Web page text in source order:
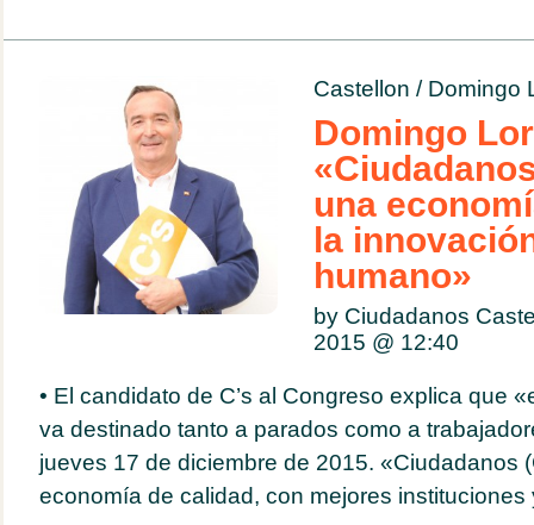
Castellon / Domingo
Domingo
una
la
humano»
by Ciudadanos
2015 @ 12:40
• El candidato de C’s al Congreso explica que
va destinado tanto a parados como a
jueves 17 de diciembre de 2015. «Ciudadanos
economía de calidad, con mejores instituciones